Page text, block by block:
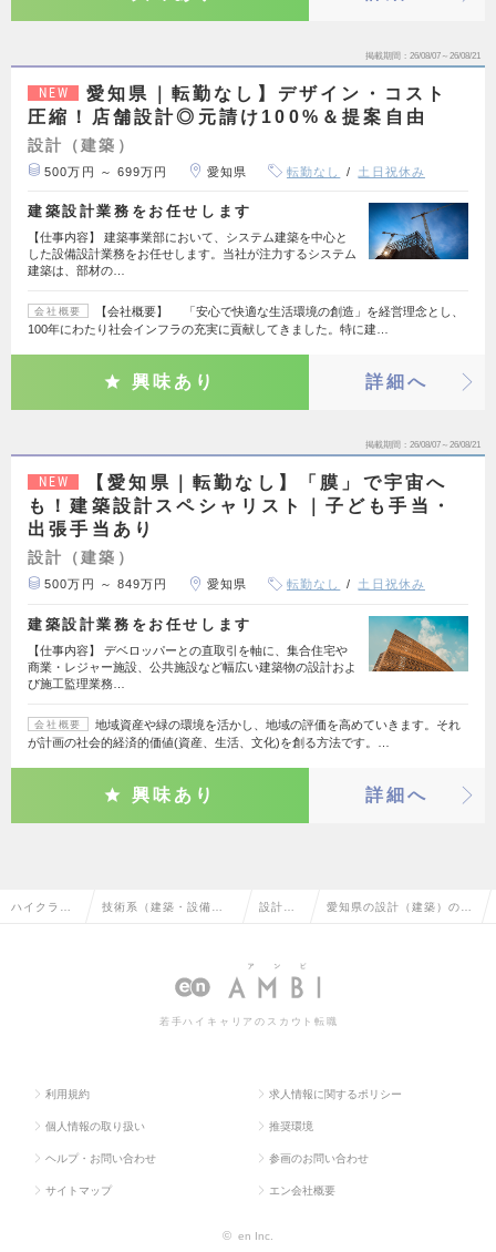
掲載期間 26/08/07～26/08/21
NEW
愛知県｜転勤なし】デザイン・コスト
圧縮！店舗設計◎元請け100%＆提案自由
設計（建築）
500万円 ～ 699万円 愛知県 転勤なし 土日祝休み
建築設計業務をお任せします
【仕事内容】 建築事業部において、システム建築を中心と
した設備設計業務をお任せします。当社が注力するシステム
建築は、部材の…
会社概要
【会社概要】 「安心で快適な生活環境の創造」を経営理念とし、
100年にわたり社会インフラの充実に貢献してきました。特に建…
興味あり 詳細へ
掲載期間 26/08/07～26/08/21
NEW
【愛知県｜転勤なし】「膜」で宇宙へ
も！建築設計スペシャリスト｜子ども手当・
出張手当あり
設計（建築）
500万円 ～ 849万円 愛知県 転勤なし 土日祝休み
建築設計業務をお任せします
【仕事内容】 デベロッパーとの直取引を軸に、集合住宅や
商業・レジャー施設、公共施設など幅広い建築物の設計およ
び施工監理業務…
会社概要
地域資産や緑の環境を活かし、地域の評価を高めていきます。それ
が計画の社会的経済的価値(資産、生活、文化)を創る方法です。…
興味あり 詳細へ
ハイクラス 技術系（建築・設備・ 設計
築）
愛知県の設計（建築）の転
若手ハイキャリアのスカウト転職
利用規約 求人情報に関するポリシー
個人情報の取り扱い 推奨環境
ヘルプ・お問い合わせ 参画のお問い合わせ
サイトマップ エン会社概要
© en Inc.